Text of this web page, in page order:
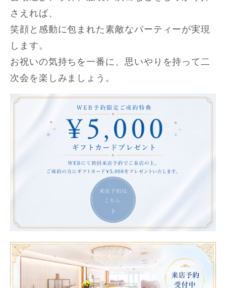
さえれば、
笑顔と感動に包まれた素敵なパーティーが実現
します。
お祝いの気持ちを一番に、思いやりを持って二
次会を楽しみましょう。